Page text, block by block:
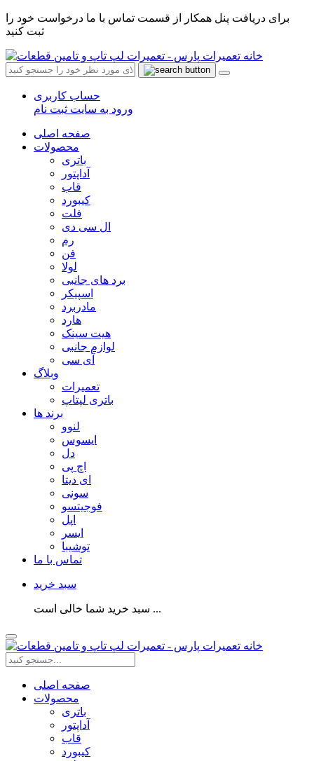
برای دریافت پنل همکار از قسمت تماس با ما درخواست خود را
ثبت کنید
حساب کاربری
ورود به سایت ثبت نام
صفحه اصلی
محصولات
باتری
آداپتور
قاب
کیبورد
فلت
ال سی دی
رم
فن
لولا
برد های جانبی
اسپیکر
مادربرد
هارد
هیت سینک
لوازم جانبی
آی سی
وبلاگ
تعمیرات
باتری لپتاپ
برند ها
لنوو
ایسوس
دل
اچ پی
ای دیتا
سونی
فوجیتسو
اپل
ایسر
توشیبا
تماس با ما
سبد خرید
سبد خرید شما خالی است ...
صفحه اصلی
محصولات
باتری
آداپتور
قاب
کیبورد